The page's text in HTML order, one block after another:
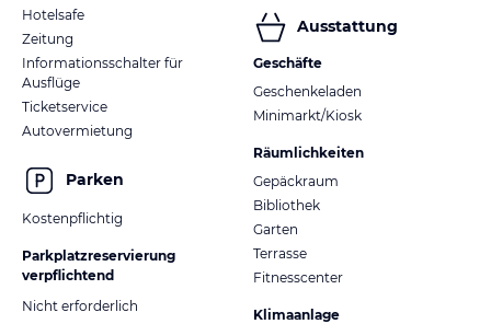
Hotelsafe
Zeitung
Informationsschalter für
Ausflüge
Ticketservice
Autovermietung
Parken
Kostenpflichtig
Parkplatzreservierung
verpflichtend
Nicht erforderlich
Ausstattung
Geschäfte
Geschenkeladen
Minimarkt/Kiosk
Räumlichkeiten
Gepäckraum
Bibliothek
Garten
Terrasse
Fitnesscenter
Klimaanlage